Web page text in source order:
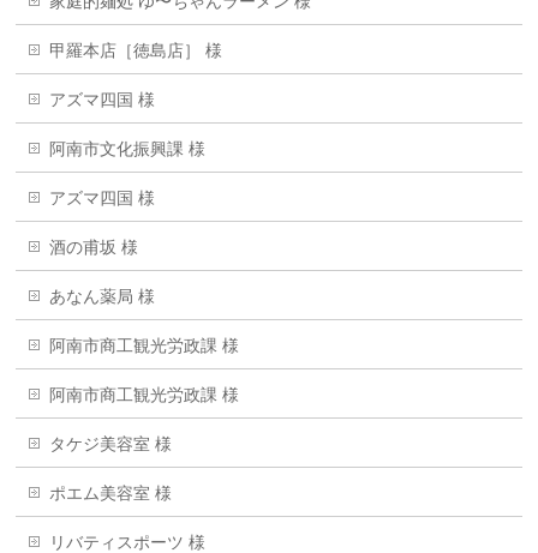
甲羅本店［徳島店］ 様
アズマ四国 様
阿南市文化振興課 様
アズマ四国 様
酒の甫坂 様
あなん薬局 様
阿南市商工観光労政課 様
阿南市商工観光労政課 様
タケジ美容室 様
ポエム美容室 様
リバティスポーツ 様